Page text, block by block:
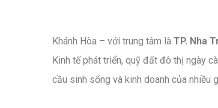
Khánh Hòa – với trung tâm là TP. Nha
Kinh tế phát triển, quỹ đất đô thị ngày
cầu sinh sống và kinh doanh của nhiều